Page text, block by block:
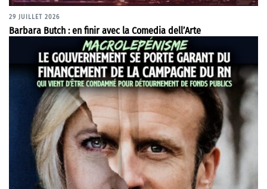
29 JUILLET 2026
Barbara Butch : en finir avec la Comedia dell’Arte